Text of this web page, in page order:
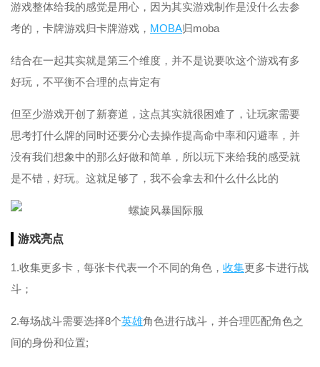
游戏整体给我的感觉是用心，因为其实游戏制作是没什么去参
考的，卡牌游戏归卡牌游戏， MOBA归moba
结合在一起其实就是第三个维度，并不是说要吹这个游戏有多
好玩，不平衡不合理的点肯定有
但至少游戏开创了新赛道，这点其实就很困难了，让玩家需要
思考打什么牌的同时还要分心去操作提高命中率和闪避率，并
没有我们想象中的那么好做和简单，所以玩下来给我的感受就
是不错，好玩。这就足够了，我不会拿去和什么什么比的
游戏亮点
1.收集更多卡，每张卡代表一个不同的角色， 收集更多卡进行战
斗；
2.每场战斗需要选择8个英雄角色进行战斗，并合理匹配角色之
间的身份和位置;